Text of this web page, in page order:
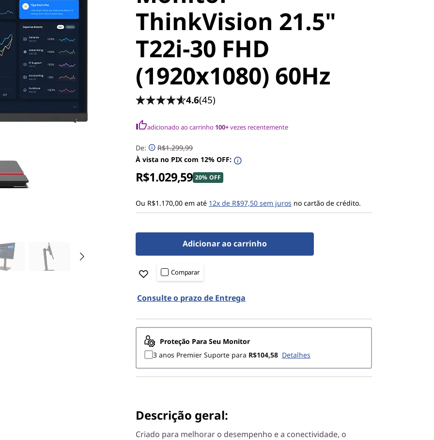
ThinkVision 21.5"
T22i-30 FHD
(1920x1080) 60Hz
4.6(45)
adicionado ao carrinho 100+vezes recentemente
De:
R$1.299,99
À vista no PIX com 12% OFF:
R$1.029,59 20% OFF
Ou R$1.170,00 em até 12x de R$97,50 sem juros no cartão de crédito.
Adicionar ao carrinho
Comparar
Consulte o prazo de Entrega
Proteção Para Seu Monitor
3 anos Premier Suporte para R$104,58 Detalhes
Descrição geral:
Criado para melhorar o desempenho e a conectividade, o